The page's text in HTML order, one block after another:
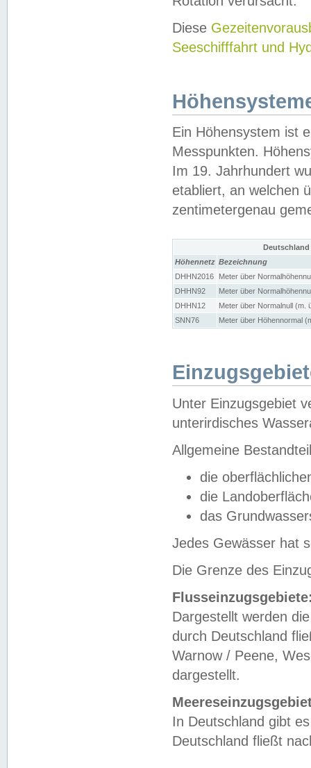
Diese
Seeschifffahrt und
Ein Höhensystem ist
Messpunkten.
Im 19. Jahrhundert
etabliert, an welchen
zentimetergenau
Höhennetz Bezeichnung
DHHN2016
Meter über
DHHN92
Meter über
DHHN12
Meter über Normalnull (m.
SNN76
Meter über Höhennormal
Unter Einzugsgebiet
unterirdisches
Allgemeine
die
die
das
Jedes Gewässer hat
Die Grenze des
Dargestellt werden
durch Deutschland
Warnow / Peene,
dargestellt.
In Deutschland gibt
Deutschland fließt